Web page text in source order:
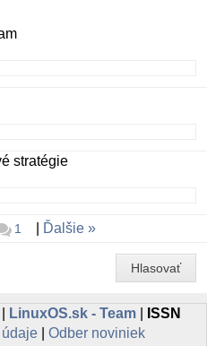
stratégie
1 Ďalšie
Hlasovať
LinuxOS.sk - Team|
ISSN
| Odber noviniek